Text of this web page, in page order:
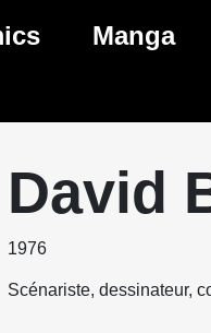
BD
Comics
Manga
Genres
David
1976
Scénariste, dessinateur,